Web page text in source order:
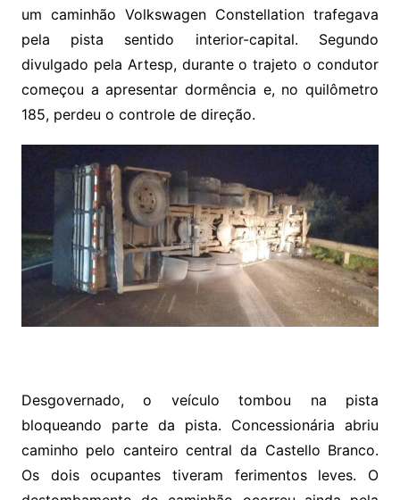
um caminhão Volkswagen Constellation trafegava
pela pista sentido interior-capital. Segundo
divulgado pela Artesp, durante o trajeto o condutor
começou a apresentar dormência e, no quilômetro
185, perdeu o controle de direção.
Desgovernado, o veículo tombou na pista
bloqueando parte da pista. Concessionária abriu
caminho pelo canteiro central da Castello Branco.
Os dois ocupantes tiveram ferimentos leves. O